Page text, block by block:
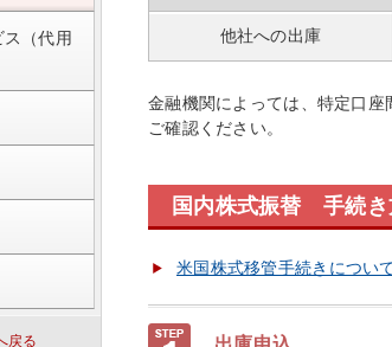
他社への出庫
金融機関によっては、特定口
ご確認ください。
国内株式振替 手続き
米国株式移管手続きについ
（代用
戻る